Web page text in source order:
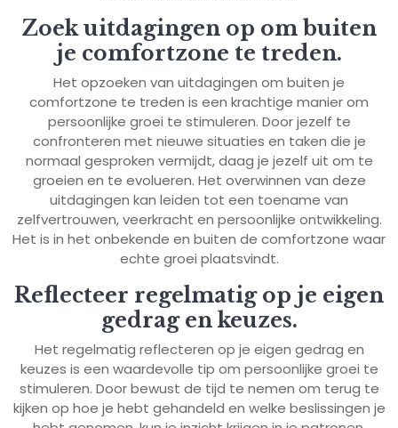
Zoek uitdagingen op om buiten
je comfortzone te treden.
Het opzoeken van uitdagingen om buiten je
comfortzone te treden is een krachtige manier om
persoonlijke groei te stimuleren. Door jezelf te
confronteren met nieuwe situaties en taken die je
normaal gesproken vermijdt, daag je jezelf uit om te
groeien en te evolueren. Het overwinnen van deze
uitdagingen kan leiden tot een toename van
zelfvertrouwen, veerkracht en persoonlijke ontwikkeling.
Het is in het onbekende en buiten de comfortzone waar
echte groei plaatsvindt.
Reflecteer regelmatig op je eigen
gedrag en keuzes.
Het regelmatig reflecteren op je eigen gedrag en
keuzes is een waardevolle tip om persoonlijke groei te
stimuleren. Door bewust de tijd te nemen om terug te
kijken op hoe je hebt gehandeld en welke beslissingen je